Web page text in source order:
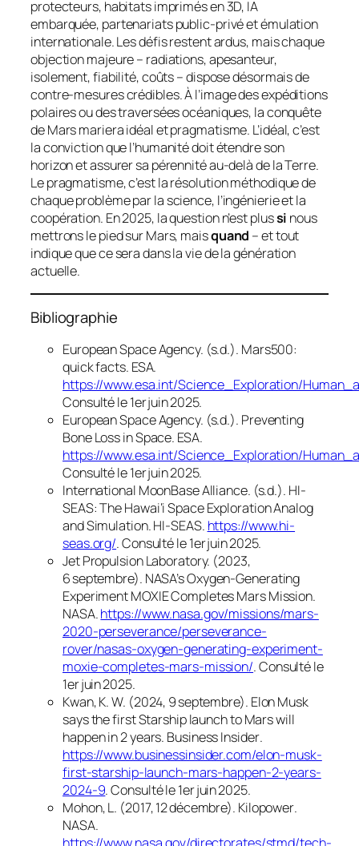
protecteurs, habitats imprimés en 3D, IA
embarquée, partenariats public-privé et émulation
internationale. Les défis restent ardus, mais chaque
objection majeure – radiations, apesanteur,
isolement, fiabilité, coûts – dispose désormais de
contre-mesures crédibles. À l’image des expéditions
polaires ou des traversées océaniques, la conquête
de Mars mariera idéal et pragmatisme. L’idéal, c’est
la conviction que l’humanité doit étendre son
horizon et assurer sa pérennité au-delà de la Terre.
Le pragmatisme, c’est la résolution méthodique de
chaque problème par la science, l’ingénierie et la
coopération. En 2025, la question n’est plussi nous
mettrons le pied sur Mars, maisquand – et tout
indique que ce sera dans la vie de la génération
actuelle.
Bibliographie
European Space Agency. (s.d.). Mars500:
quick facts. ESA.
https://www.esa.int/Science_Exploration/
Consulté le 1er juin 2025.
European Space Agency. (s.d.). Preventing
Bone Loss in Space. ESA.
https://www.esa.int/Science_Exploration/
Consulté le 1er juin 2025.
International MoonBase Alliance. (s.d.). HI-
SEAS: The Hawai‘i Space Exploration Analog
and Simulation.HI-SEAS. https://www.hi-
seas.org/. Consulté le 1er juin 2025.
Jet Propulsion Laboratory. (2023,
6 septembre). NASA’s Oxygen-Generating
Experiment MOXIE Completes Mars Mission.
NASA.https://www.nasa.gov/missions/mars-
2020-perseverance/perseverance-
rover/nasas-oxygen-generating-experiment-
moxie-completes-mars-mission/. Consulté le
1er juin 2025.
Kwan, K. W. (2024, 9 septembre). Elon Musk
says the first Starship launch to Mars will
happen in 2 years. Business Insider.
https://www.businessinsider.com/elon-musk-
first-starship-launch-mars-happen-2-years-
2024-9. Consulté le 1er juin 2025.
Mohon, L. (2017, 12 décembre). Kilopower.
NASA.